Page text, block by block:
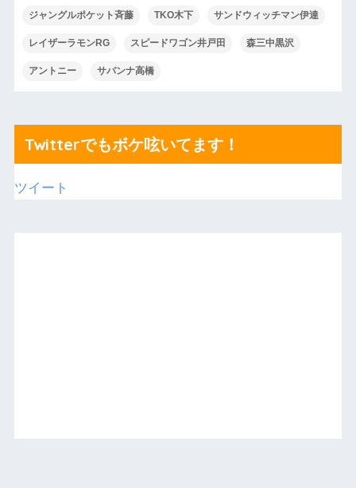
ジャングルポケット斉藤 TKO木下 サンドウィッチマン伊達
レイザーラモンRG スピードワゴン井戸田 森三中黒沢
アントニー サバンナ高橋
Twitterでもボケ呟いてます！
ツイート